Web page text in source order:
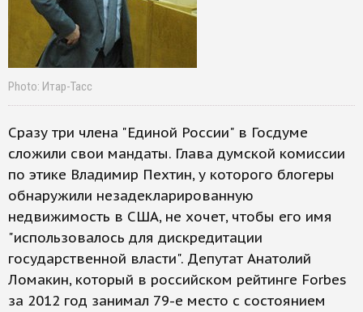
Photo: Итар-Тасс
Сразу три члена "Единой России" в Госдуме
сложили свои мандаты. Глава думской комиссии
по этике Владимир Пехтин, у которого блогеры
обнаружили незадекларированную
недвижимость в США, не хочет, чтобы его имя
"использовалось для дискредитации
государственной власти". Депутат Анатолий
Ломакин, который в российском рейтинге Forbes
за 2012 год занимал 79-е место с состоянием